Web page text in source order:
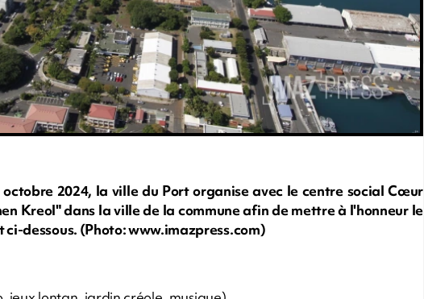
2024, la ville du Port organise avec le centre social Cœur
Kreol" dans la ville de la commune afin de mettre à l'honneur le
ci-dessous. (Photo: www.imazpress.com)